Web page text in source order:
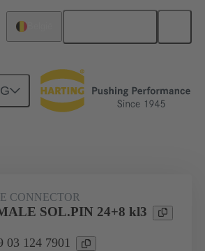
naar dochterkaart-aansluiting
CONNECTOR
SOL.PIN 24+8 kl3
03 124 7901